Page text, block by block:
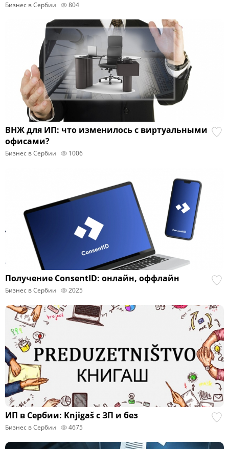
Бизнес в Сербии 804
ВНЖ для ИП: что изменилось с виртуальными
офисами?
Бизнес в Сербии 1006
Получение ConsentID: онлайн, оффлайн
Бизнес в Сербии 2025
ИП в Сербии: Knjigaš с ЗП и без
Бизнес в Сербии 4675